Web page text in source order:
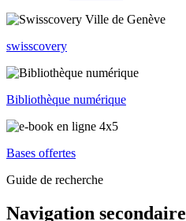
swisscovery
Bibliothèque numérique
Bases offertes
Guide de recherche
Navigation secondaire